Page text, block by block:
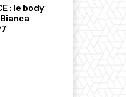
: le body